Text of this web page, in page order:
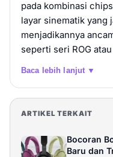
pada kombinasi
layar sinematik yang
menjadikannya
seperti seri ROG
Baca lebih lanjut ▼
ARTIKEL TERKAIT
Bocoran
Baru dan